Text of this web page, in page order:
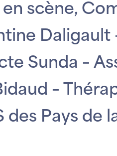
en scène,
Daligault
Sunda –
–
des Pays de